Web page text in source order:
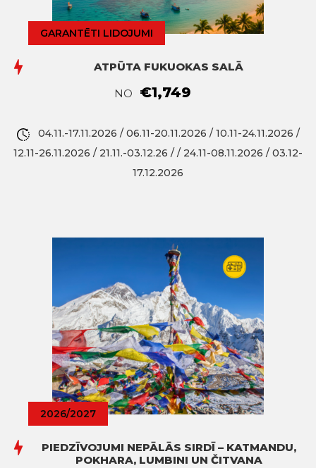
GARANTĒTI LIDOJUMI
ATPŪTA FUKUOKAS SALĀ
NO
€1,749
04.11.-17.11.2026 / 06.11-20.11.2026 / 10.11-24.11.2026 /
12.11-26.11.2026 / 21.11.-03.12.26 / / 24.11-08.11.2026 / 03.12-
17.12.2026
2026/2027
PIEDZĪVOJUMI NEPĀLĀS SIRDĪ – KATMANDU,
POKHARA, LUMBINI UN ČITVANA